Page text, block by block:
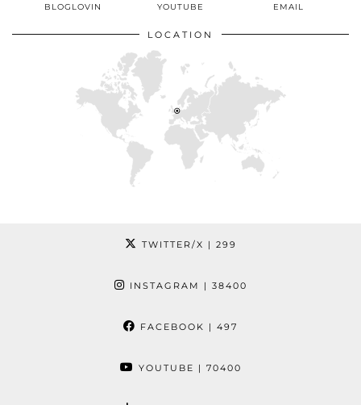
BLOGLOVIN YOUTUBE EMAIL
LOCATION
TWITTER/X | 299
INSTAGRAM | 38400
FACEBOOK | 497
YOUTUBE | 70400